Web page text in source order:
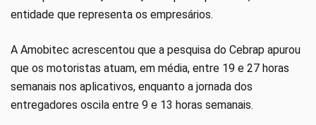
entidade que representa os empresários.
A Amobitec acrescentou que a pesquisa do Cebrap apurou
que os motoristas atuam, em média, entre 19 e 27 horas
semanais nos aplicativos, enquanto a jornada dos
entregadores oscila entre 9 e 13 horas semanais.